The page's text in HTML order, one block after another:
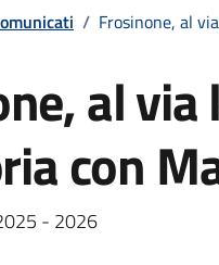
/ Frosinone, al
al
con
notizia
- 2026